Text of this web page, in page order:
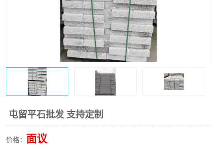
屯留平石批发 支持定制
价格： 面议
pc仿石砖